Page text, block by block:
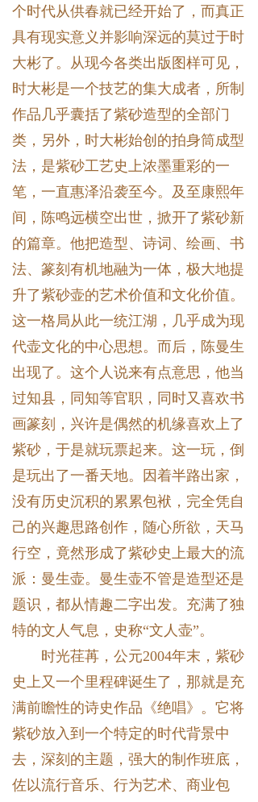
个时代从供春就已经开始了，而真正
具有现实意义并影响深远的莫过于时
大彬了。从现今各类出版图样可见，
时大彬是一个技艺的集大成者，所制
作品几乎囊括了紫砂造型的全部门
类，另外，时大彬始创的拍身筒成型
法，是紫砂工艺史上浓墨重彩的一
笔，一直惠泽沿袭至今。及至康熙年
间，陈鸣远横空出世，掀开了紫砂新
的篇章。他把造型、诗词、绘画、书
法、篆刻有机地融为一体，极大地提
升了紫砂壶的艺术价值和文化价值。
这一格局从此一统江湖，几乎成为现
代壶文化的中心思想。而后，陈曼生
出现了。这个人说来有点意思，他当
过知县，同知等官职，同时又喜欢书
画篆刻，兴许是偶然的机缘喜欢上了
紫砂，于是就玩票起来。这一玩，倒
是玩出了一番天地。因着半路出家，
没有历史沉积的累累包袱，完全凭自
己的兴趣思路创作，随心所欲，天马
行空，竟然形成了紫砂史上最大的流
派：曼生壶。曼生壶不管是造型还是
题识，都从情趣二字出发。充满了独
特的文人气息，史称“文人壶”。
时光荏苒，公元2004年末，紫砂
史上又一个里程碑诞生了，那就是充
满前瞻性的诗史作品《绝唱》。它将
紫砂放入到一个特定的时代背景中
去，深刻的主题，强大的制作班底，
佐以流行音乐、行为艺术、商业包